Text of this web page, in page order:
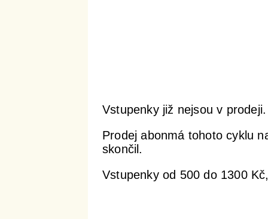
Vstupenky již nejsou v prodeji.
Prodej abonmá tohoto cyklu
skončil.
Vstupenky od 500 do 1300